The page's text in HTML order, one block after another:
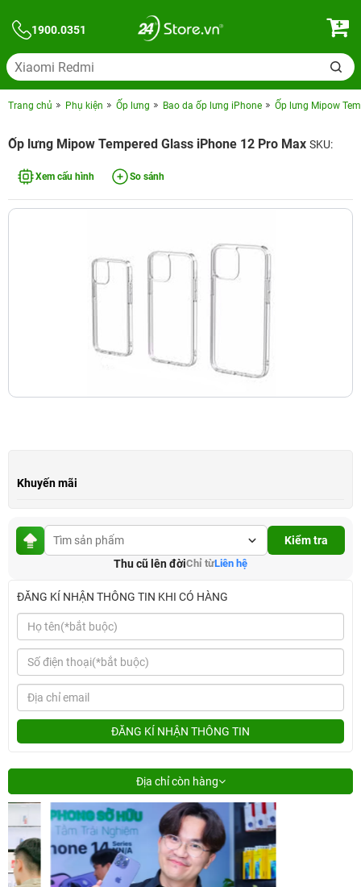
1900.0351
Trang chủ Phụ kiện Ốp lưng Bao da ốp lưng iPhone Ốp lưng Mipow
Ốp lưng Mipow Tempered Glass iPhone 12 Pro Max SKU:
Xem cấu hình So sánh
Khuyến mãi
Kiểm tra
Thu cũ lên đờiChỉ từLiên hệ
ĐĂNG KÍ NHẬN THÔNG TIN KHI CÓ HÀNG
ĐĂNG KÍ NHẬN THÔNG TIN
Địa chỉ còn hàng